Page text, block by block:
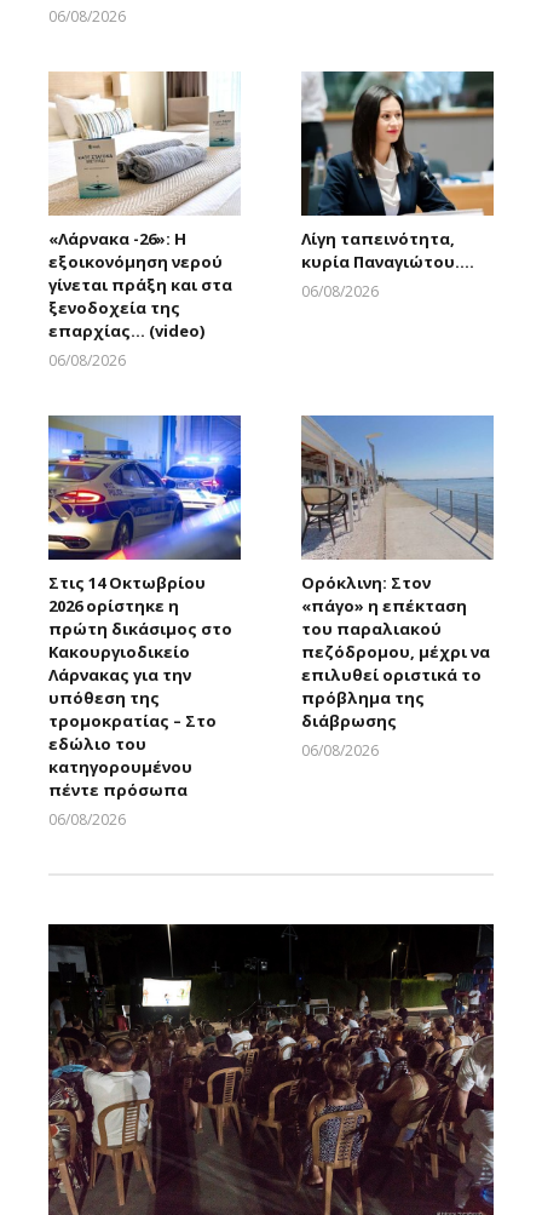
06/08/2026
«Λάρνακα -26»: Η
εξοικονόμηση νερού
γίνεται πράξη και στα
ξενοδοχεία της
επαρχίας… (video)
06/08/2026
Λίγη ταπεινότητα,
κυρία Παναγιώτου….
06/08/2026
Στις 14 Οκτωβρίου
2026 ορίστηκε η
πρώτη δικάσιμος στο
Κακουργιοδικείο
Λάρνακας για την
υπόθεση της
τρομοκρατίας – Στο
εδώλιο του
κατηγορουμένου
πέντε πρόσωπα
06/08/2026
Ορόκλινη: Στον
«πάγο» η επέκταση
του παραλιακού
πεζόδρομου, μέχρι να
επιλυθεί οριστικά το
πρόβλημα της
διάβρωσης
06/08/2026